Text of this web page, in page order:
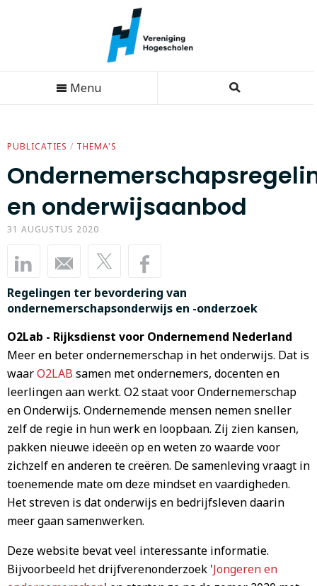
Menu
PUBLICATIES / THEMA'S
en onderwijsaanbod
31 AUGUSTUS 2020
Regelingen ter bevordering van
ondernemerschapsonderwijs en -onderzoek
O2Lab - Rijksdienst voor Ondernemend Nederland
Meer en beter ondernemerschap in het onderwijs. Dat is
waarO2LAB samen met ondernemers, docenten en
leerlingen aan werkt. O2 staat voor Ondernemerschap
en Onderwijs. Ondernemende mensen nemen sneller
zelf de regie in hun werk en loopbaan. Zij zien kansen,
pakken nieuwe ideeën op en weten zo waarde voor
zichzelf en anderen te creëren. De samenleving vraagt in
toenemende mate om deze mindset en vaardigheden.
Het streven is dat onderwijs en bedrijfsleven daarin
meer gaan samenwerken.
Deze website bevat veel interessante informatie.
Bijvoorbeeld het drijfverenonderzoek 'Jongeren en